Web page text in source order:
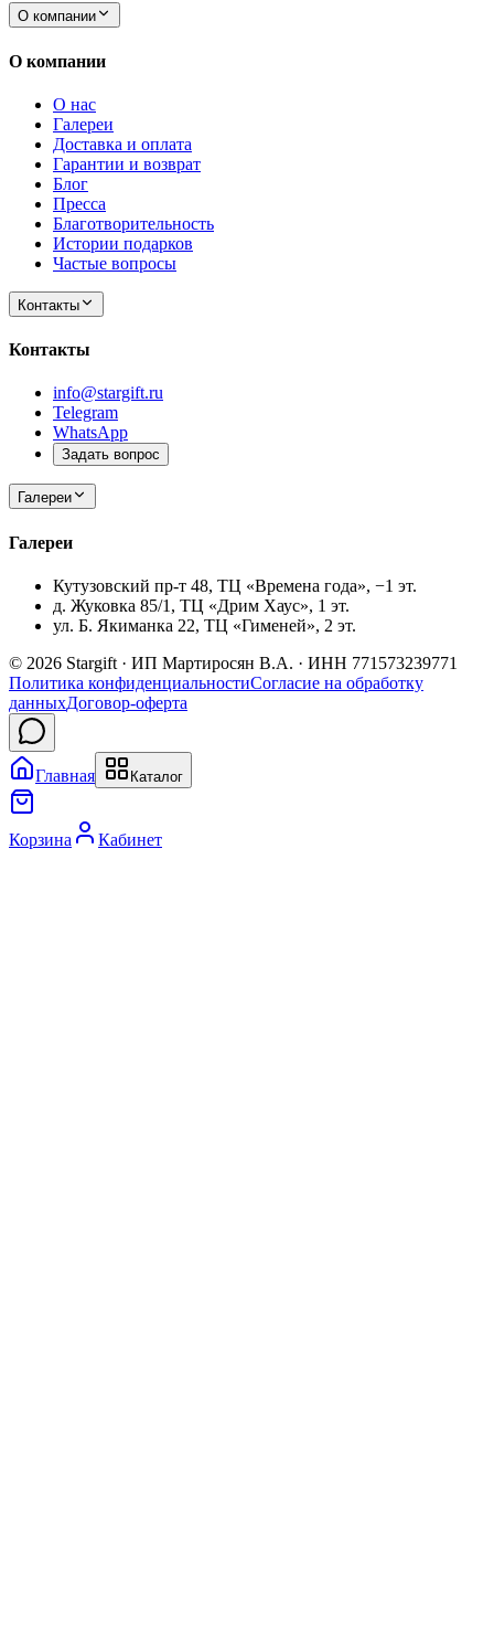
О компании
О компании
О нас
Галереи
Доставка и оплата
Гарантии и возврат
Блог
Пресса
Благотворительность
Истории подарков
Частые вопросы
Контакты
Контакты
info@stargift.ru
Telegram
WhatsApp
Задать вопрос
Галереи
Галереи
Кутузовский пр-т 48, ТЦ «Времена года», −1 эт.
д. Жуковка 85/1, ТЦ «Дрим Хаус», 1 эт.
ул. Б. Якиманка 22, ТЦ «Гименей», 2 эт.
© 2026 Stargift · ИП Мартиросян В.А. · ИНН 771573239771
Политика конфиденциальностиСогласие на обработку
данныхДоговор-оферта
Главная Каталог
Корзина Кабинет